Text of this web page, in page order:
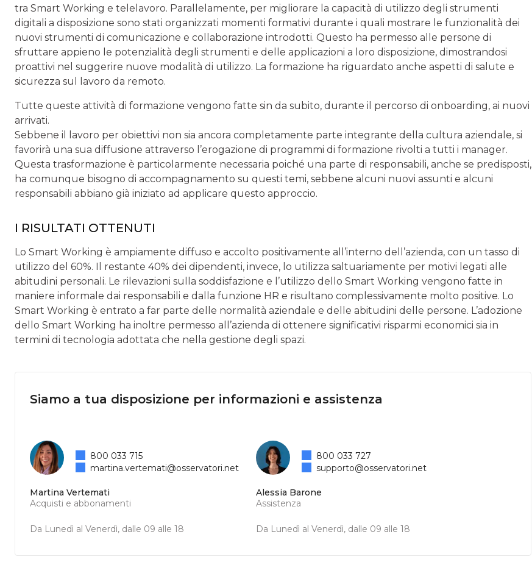
tra Smart Working e telelavoro. Parallelamente, per migliorare la capacità di utilizzo degli strumenti
digitali a disposizione sono stati organizzati momenti formativi durante i quali mostrare le funzionalità dei
nuovi strumenti di comunicazione e collaborazione introdotti. Questo ha permesso alle persone di
sfruttare appieno le potenzialità degli strumenti e delle applicazioni a loro disposizione, dimostrandosi
proattivi nel suggerire nuove modalità di utilizzo. La formazione ha riguardato anche aspetti di salute e
sicurezza sul lavoro da remoto.
Tutte queste attività di formazione vengono fatte sin da subito, durante il percorso di onboarding, ai nuovi
arrivati.
Sebbene il lavoro per obiettivi non sia ancora completamente parte integrante della cultura aziendale, si
favorirà una sua diffusione attraverso l’erogazione di programmi di formazione rivolti a tutti i manager.
Questa trasformazione è particolarmente necessaria poiché una parte di responsabili, anche se predisposti,
ha comunque bisogno di accompagnamento su questi temi, sebbene alcuni nuovi assunti e alcuni
responsabili abbiano già iniziato ad applicare questo approccio.
I RISULTATI OTTENUTI
Lo Smart Working è ampiamente diffuso e accolto positivamente all’interno dell’azienda, con un tasso di
utilizzo del 60%. Il restante 40% dei dipendenti, invece, lo utilizza saltuariamente per motivi legati alle
abitudini personali. Le rilevazioni sulla soddisfazione e l’utilizzo dello Smart Working vengono fatte in
maniere informale dai responsabili e dalla funzione HR e risultano complessivamente molto positive. Lo
Smart Working è entrato a far parte delle normalità aziendale e delle abitudini delle persone. L’adozione
dello Smart Working ha inoltre permesso all’azienda di ottenere significativi risparmi economici sia in
termini di tecnologia adottata che nella gestione degli spazi.
Siamo a tua disposizione per informazioni e assistenza
Martina Vertemati
Acquisti e abbonamenti
Da Lunedì al Venerdì, dalle 09 alle 18
800 033 715
martina.vertemati@osservatori.net
Alessia Barone
Assistenza
Da Lunedì al Venerdì, dalle 09 alle 18
800 033 727
supporto@osservatori.net